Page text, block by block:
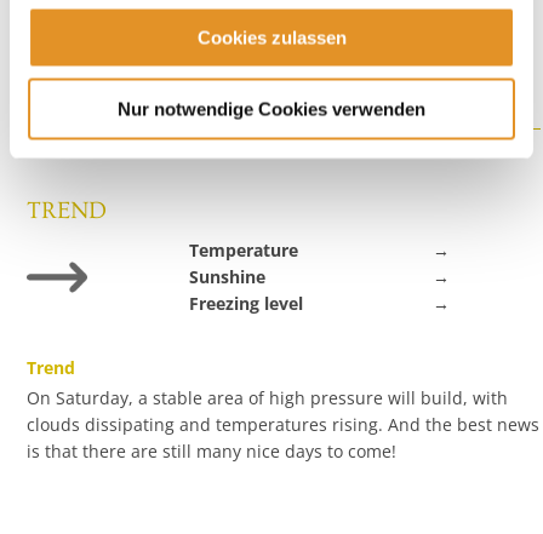
gesammelt haben.
Cookies zulassen
Nur notwendige Cookies verwenden
Sunshine
Freezing level
4500
TREND
Temperature
→
Sunshine
→
Freezing level
→
Trend
On Saturday, a stable area of high pressure will build, with
clouds dissipating and temperatures rising. And the best news
is that there are still many nice days to come!